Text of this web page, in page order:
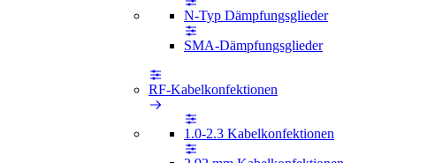
N-Typ Dämpfungsglieder
SMA-Dämpfungsglieder
RF-Kabelkonfektionen
1.0-2.3 Kabelkonfektionen